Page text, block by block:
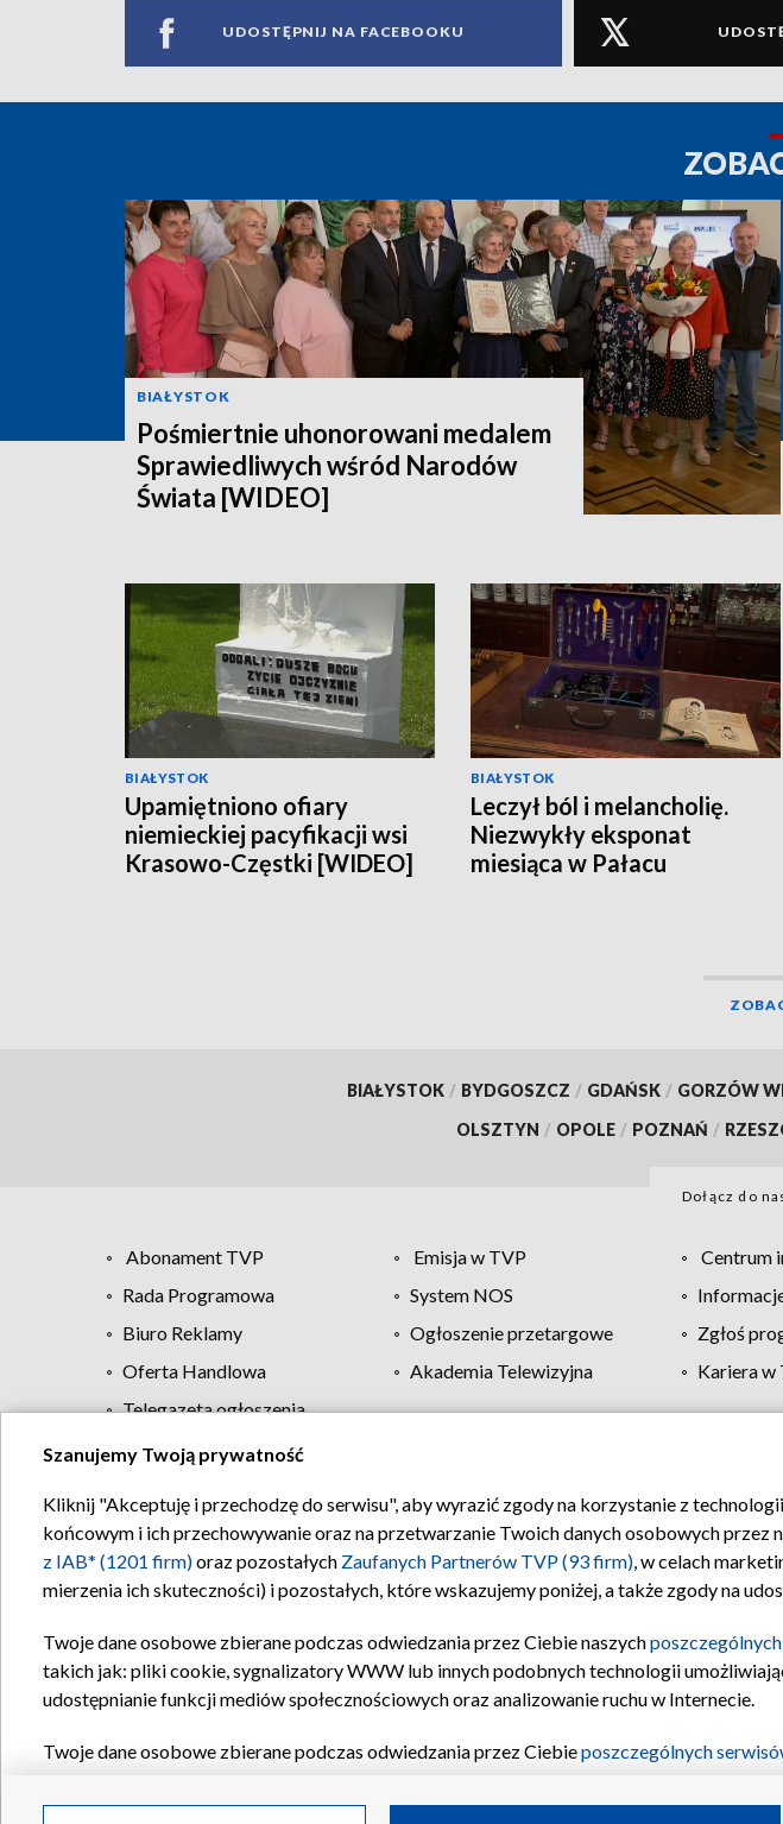
UDOSTĘPNIJ NA FACEBOOKU
BIAŁYSTOK
Pośmiertnie uhonorowani medalem
Sprawiedliwych wśród Narodów
Świata [WIDEO]
BIAŁYSTOK
Upamiętniono ofiary
niemieckiej pacyfikacji wsi
Krasowo-Częstki [WIDEO]
BIAŁYSTOK
Leczył ból i melancholię.
Niezwykły eksponat
miesiąca w Pałacu
BIAŁYSTOK / BYDGOSZCZ / GDAŃSK / GORZÓW
OLSZTYN / OPOLE / POZNAŃ /
Dołącz do
Abonament TVP Emisja w TVP Centrum
Rada Programowa
System NOS
Biuro Reklamy
Ogłoszenie przetargowe Zgłoś
Oferta Handlowa
Akademia Telewizyjna Kariera w
Telegazeta ogłoszenia
Regulamin TVP Polityka prywatności
Szanujemy Twoją prywatność
Kliknij "Akceptuję i przechodzę do serwisu", aby wyrazić zgody na korzystanie z
końcowym i ich przechowywanie oraz na przetwarzanie Twoich danych osobowych przez
z IAB* (1201 firm)oraz pozostałych Zaufanych Partnerów TVP (93 firm), w celach
mierzenia ich skuteczności) i pozostałych, które wskazujemy poniżej, a także zgody na
Twoje dane osobowe zbierane podczas odwiedzania przez Ciebie naszych
takich jak: pliki cookie, sygnalizatory WWW lub innych podobnych technologii
udostępnianie funkcji mediów społecznościowych oraz analizowanie ruchu w Internecie.
Twoje dane osobowe zbierane podczas odwiedzania przez Ciebieposzczególnych
Partnerów TVPdla realizacji następujących celów i funkcji: przechowywania informacji na